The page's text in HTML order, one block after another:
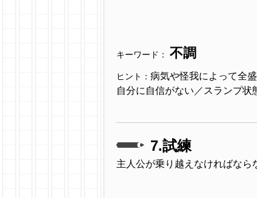
キーワード： 不調
ヒント： 病気や怪我によって全
自分に自信がない／スランプ状
7.試練
主人公が乗り越えなければな